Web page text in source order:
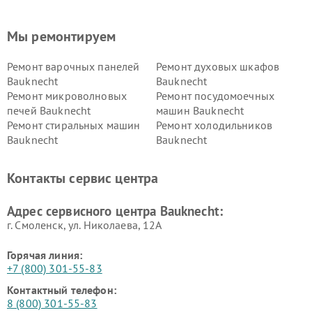
Мы ремонтируем
Ремонт варочных панелей
Bauknecht
Ремонт духовых шкафов
Bauknecht
Ремонт микроволновых
печей Bauknecht
Ремонт посудомоечных
машин Bauknecht
Ремонт стиральных машин
Bauknecht
Ремонт холодильников
Bauknecht
Контакты сервис центра
Адрес сервисного центра Bauknecht:
г. Смоленск, ул. Николаева, 12А
Горячая линия:
+7 (800) 301-55-83
Контактный телефон:
8 (800) 301-55-83